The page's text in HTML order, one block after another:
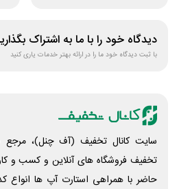
دیدگاه خود را با ما به اشتراک
با ثبت دیدگاه خود ما را در ارائه بهتر خدمات یاری کنید
سایت کانال تخفیف (آف چنل)، مرجع
تخفیف فروشگاه های آنلاین و کسب و‌
حاضر با همراهی استارت آپ ها انواع